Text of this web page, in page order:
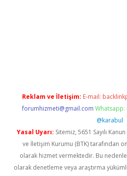
Reklam ve İletişim: E-mail:
forumhizmeti@gmail.com Whatsapp:
@karabul
Yasal Uyarı: Sitemiz, 5651 Sayılı
ve İletişim Kurumu (BTK) tarafından
olarak hizmet vermektedir. Bu
olarak denetleme veya araştırma